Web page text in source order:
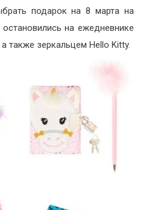
подарок на 8 марта на
на ежедневнике
также зеркальцем Hello Kitty.